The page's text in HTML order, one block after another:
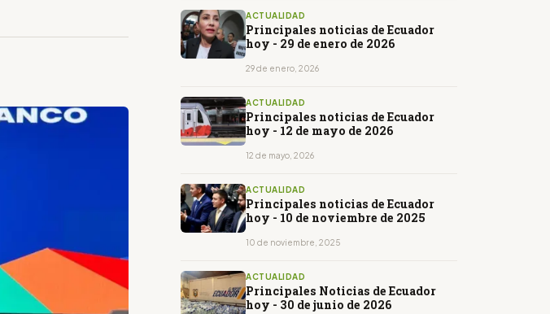
ACTUALIDAD
Principales noticias de Ecuador
hoy - 29 de enero de 2026
29 de enero, 2026
ACTUALIDAD
Principales noticias de Ecuador
hoy - 12 de mayo de 2026
12 de mayo, 2026
ACTUALIDAD
Principales noticias de Ecuador
hoy - 10 de noviembre de 2025
10 de noviembre, 2025
ACTUALIDAD
Principales Noticias de Ecuador
hoy - 30 de junio de 2026